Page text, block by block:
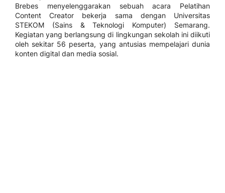
Brebes menyelenggarakan sebuah acara Pelatihan
Content Creator bekerja sama dengan Universitas
STEKOM (Sains & Teknologi Komputer) Semarang.
Kegiatan yang berlangsung di lingkungan sekolah ini diikuti
oleh sekitar 56 peserta, yang antusias mempelajari dunia
konten digital dan media sosial.